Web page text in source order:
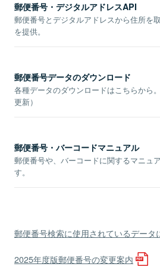
郵便番号・デジタルアドレスAPI
郵便番号とデジタルアドレスから住所を
を提供。
郵便番号データのダウンロード
各種データのダウンロードはこちらから
更新）
郵便番号・バーコードマニュアル
郵便番号や、バーコードに関するマニュ
す。
郵便番号検索に使用されているデータ
2025年度版郵便番号の変更案内